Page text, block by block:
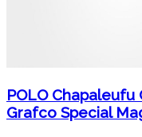
POLO Chapaleufu
Grafco Special